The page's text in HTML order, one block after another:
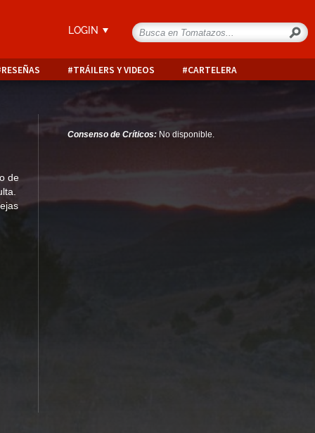
LOGIN
RESEÑAS TRÁILERS Y VIDEOS CARTELERA
de
Consenso de Críticos: No disponible.